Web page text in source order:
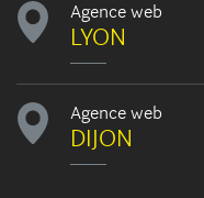
Agence web
LYON
Agence web
DIJON